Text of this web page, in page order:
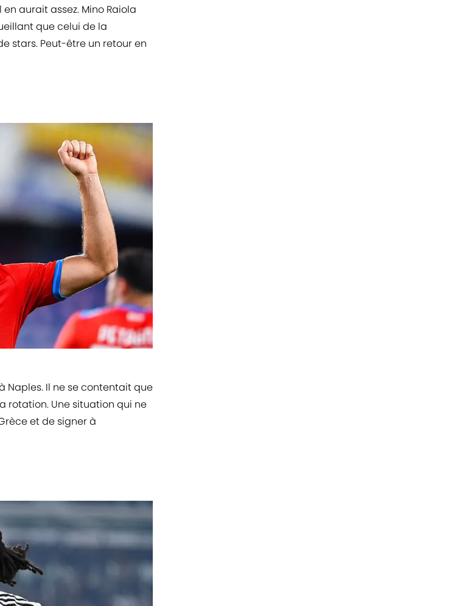
aurait assez. Mino Raiola
que celui de la
stars. Peut-être un retour en
Naples. Il ne se contentait que
rotation. Une situation qui ne
et de signer à